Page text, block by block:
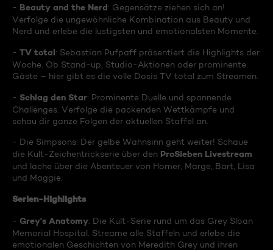
- Beauty and the Nerd: Gegensätze ziehen sich an!
Verfolge die ungewöhnliche Kombination aus Beauty und
Nerd und erlebe die lustigsten und emotionalsten Momente.
- TV total: Sebastian Pufpaff präsentiert die Highlights der
Woche. Ob Stand-up, Studio-Aktionen oder prominente
Gäste – hier gibt es die volle Dosis TV total zum Streamen.
- Schlag den Star: Prominente Duelle und spannende
Challenges. Verfolge die packenden Wettkämpfe und
schau dir ganze Folgen der aktuellen Staffel an.
- Die Simpsons: Der gelbe Wahnsinn geht weiter! Schaue
die Kult-Zeichentrickserie über den ProSieben Livestream
und lache über die Abenteuer von Homer, Marge, Bart, Lisa
und Maggie.
Serien-Highlights
- Grey's Anatomy: Die Kult-Serie rund um das Grey Sloan
Memorial Hospital. Streame alle Staffeln und erlebe die
emotionalen Geschichten von Meredith Grey und ihren